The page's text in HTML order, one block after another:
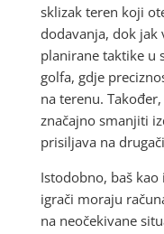
sklizak teren koji
dodavanja, dok
planirane taktike u
golfa, gdje
na terenu.
značajno smanjiti
prisiljava na
Istodobno, baš kao
igrači moraju
na neočekivane